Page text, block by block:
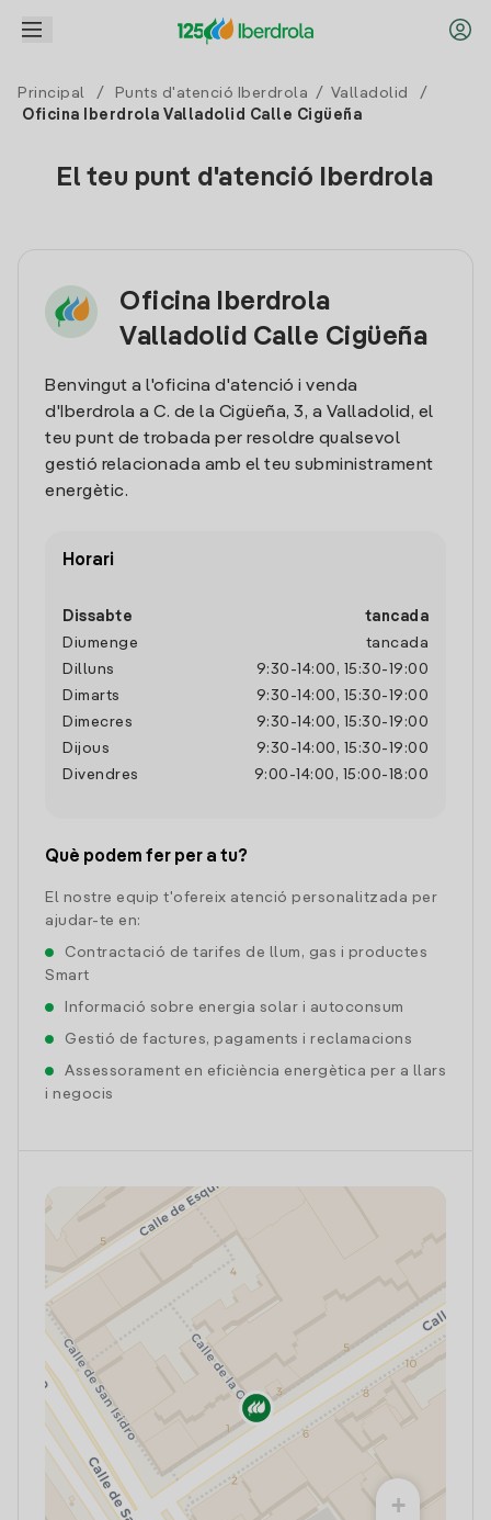
Principal / Punts d'atenció Iberdrola / Valladolid
/
Oficina Iberdrola Valladolid Calle Cigüeña
El teu punt d'atenció Iberdrola
Oficina Iberdrola
Valladolid Calle Cigüeña
Benvingut a l'oficina d'atenció i venda
d'Iberdrola a C. de la Cigüeña, 3, a Valladolid, el
teu punt de trobada per resoldre qualsevol
gestió relacionada amb el teu subministrament
energètic.
Horari
Dissabte
tancada
Diumenge
tancada
Dilluns
9:30 - 14:00 , 15:30- 19:00
Dimarts
9:30 - 14:00 , 15:30- 19:00
Dimecres
9:30 - 14:00 , 15:30- 19:00
Dijous
9:30 - 14:00 , 15:30- 19:00
Divendres
9:00 - 14:00 , 15:00- 18:00
Què podem fer per a tu?
El nostre equip t'ofereix atenció personalitzada per
ajudar-te en:
Contractació de tarifes de llum, gas i productes
Smart
Informació sobre energia solar i autoconsum
Gestió de factures, pagaments i reclamacions
Assessorament en eficiència energètica per a llars
i negocis
+